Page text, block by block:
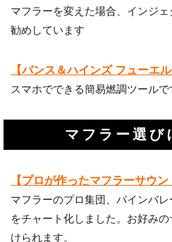
マフラーを変えた場合、インジ
勧めしています
【バンス＆ハインズ フューエ
スマホでできる簡易燃調ツールで
マフラー選び
【プロが作ったマフラーサウン
マフラーのプロ集団、パインバ
をチャート化しました。お好み
けられます。